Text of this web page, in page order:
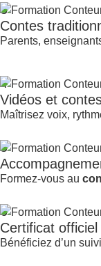
3
Contes
Parents,
4
Vidéos et
Maîtrisez voix,
5
Formez-vous au
6
Certificat
Bénéficiez d’un